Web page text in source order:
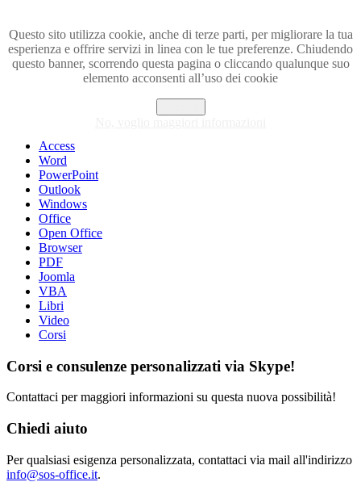
Questo sito utilizza cookie, anche di terze parti, per migliorare la tua
esperienza e offrire servizi in linea con le tue preferenze. Chiudendo
questo banner, scorrendo questa pagina o cliccando qualunque suo
elemento acconsenti all’uso dei cookie
Visita i forum di SOS-OFFICE
Access
Word
PowerPoint
Outlook
Windows
Office
Open Office
Browser
PDF
Joomla
VBA
Libri
Video
Corsi
Corsi e consulenze personalizzati via Skype!
Contattaci per maggiori informazioni su questa nuova possibilità!
Chiedi aiuto
Per qualsiasi esigenza personalizzata, contattaci via mail all'indirizzo
info@sos-office.it.